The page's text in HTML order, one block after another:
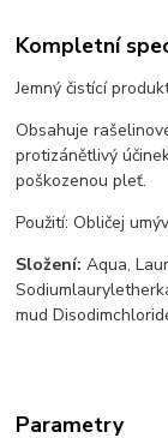
Kompletní
Jemný čistící
Obsahuje
protizánětlivý
poškozenou pleť.
Použití: Obličej
Složení:Aqua,
mud
Parametry